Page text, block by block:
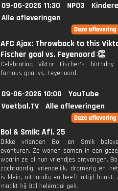
09-06-2026 11:30 NPO3
Alle afleveringen
AFC Ajax: Throwback to this
Fischer goal vs. Feyenoord 👏
Celebrating Viktor Fischer’s
famous goal vs. Feyenoord.
09-06-2026 10:00
YouTube
Voetbal.TV
Alle afleveringen
Bol & Smik: Afl. 25
Dikke vrienden Bol en Smik
avonturen. Ze wonen samen in een
waarin ze al hun vriendjes ontvangen.
zachtaardig, vriendelijk, dromerig en
is klein, uitbundig en heeft altijd haast.
maakt hij Bol helemaal gek.